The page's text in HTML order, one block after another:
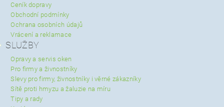
Ceník dopravy
Obchodní podmínky
Ochrana osobních údajů
Vrácení a reklamace
SLUŽBY
Opravy a servis oken
Pro firmy a živnostníky
Slevy pro firmy, živnostníky i věrné zákazníky
Sítě proti hmyzu a žaluzie na míru
Tipy a rady